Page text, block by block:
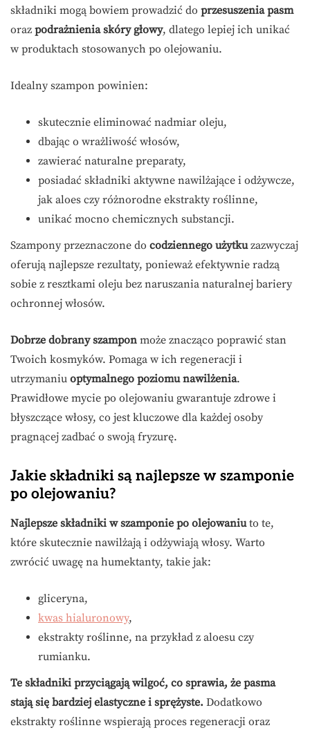
składniki mogą bowiem prowadzić do przesuszenia pasm
oraz podrażnienia skóry głowy, dlatego lepiej ich unikać
w produktach stosowanych po olejowaniu.
Idealny szampon powinien:
skutecznie eliminować nadmiar oleju,
dbając o wrażliwość włosów,
zawierać naturalne preparaty,
posiadać składniki aktywne nawilżające i odżywcze,
jak aloes czy różnorodne ekstrakty roślinne,
unikać mocno chemicznych substancji.
Szampony przeznaczone do codziennego użytkuzazwyczaj
oferują najlepsze rezultaty, ponieważ efektywnie radzą
sobie z resztkami oleju bez naruszania naturalnej bariery
ochronnej włosów.
Dobrze dobrany szampon może znacząco poprawić stan
Twoich kosmyków. Pomaga w ich regeneracji i
utrzymaniu optymalnego poziomu nawilżenia.
Prawidłowe mycie po olejowaniu gwarantuje zdrowe i
błyszczące włosy, co jest kluczowe dla każdej osoby
pragnącej zadbać o swoją fryzurę.
Jakie składniki są najlepsze w szamponie
po olejowaniu?
Najlepsze składniki w szamponie po olejowaniuto te,
które skutecznie nawilżają i odżywiają włosy. Warto
zwrócić uwagę na humektanty, takie jak:
gliceryna,
kwas hialuronowy,
ekstrakty roślinne, na przykład z aloesu czy
rumianku.
Te składniki przyciągają wilgoć, co sprawia, że pasma
stają się bardziej elastyczne i sprężyste. Dodatkowo
ekstrakty roślinne wspierają proces regeneracji oraz